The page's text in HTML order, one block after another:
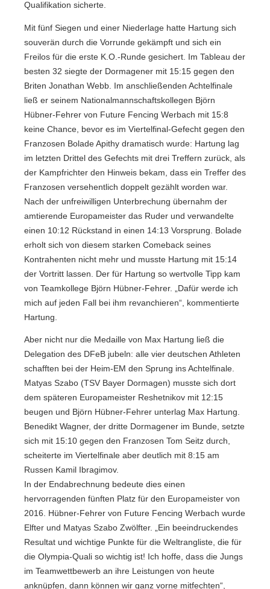
Qualifikation sicherte.
Mit fünf Siegen und einer Niederlage hatte Hartung sich
souverän durch die Vorrunde gekämpft und sich ein
Freilos für die erste K.O.-Runde gesichert. Im Tableau der
besten 32 siegte der Dormagener mit 15:15 gegen den
Briten Jonathan Webb. Im anschließenden Achtelfinale
ließ er seinem Nationalmannschaftskollegen Björn
Hübner-Fehrer von Future Fencing Werbach mit 15:8
keine Chance, bevor es im Viertelfinal-Gefecht gegen den
Franzosen Bolade Apithy dramatisch wurde: Hartung lag
im letzten Drittel des Gefechts mit drei Treffern zurück, als
der Kampfrichter den Hinweis bekam, dass ein Treffer des
Franzosen versehentlich doppelt gezählt worden war.
Nach der unfreiwilligen Unterbrechung übernahm der
amtierende Europameister das Ruder und verwandelte
einen 10:12 Rückstand in einen 14:13 Vorsprung. Bolade
erholt sich von diesem starken Comeback seines
Kontrahenten nicht mehr und musste Hartung mit 15:14
der Vortritt lassen. Der für Hartung so wertvolle Tipp kam
von Teamkollege Björn Hübner-Fehrer. „Dafür werde ich
mich auf jeden Fall bei ihm revanchieren“, kommentierte
Hartung.
Aber nicht nur die Medaille von Max Hartung ließ die
Delegation des DFeB jubeln: alle vier deutschen Athleten
schafften bei der Heim-EM den Sprung ins Achtelfinale.
Matyas Szabo (TSV Bayer Dormagen) musste sich dort
dem späteren Europameister Reshetnikov mit 12:15
beugen und Björn Hübner-Fehrer unterlag Max Hartung.
Benedikt Wagner, der dritte Dormagener im Bunde, setzte
sich mit 15:10 gegen den Franzosen Tom Seitz durch,
scheiterte im Viertelfinale aber deutlich mit 8:15 am
Russen Kamil Ibragimov.
In der Endabrechnung bedeute dies einen
hervorragenden fünften Platz für den Europameister von
2016. Hübner-Fehrer von Future Fencing Werbach wurde
Elfter und Matyas Szabo Zwölfter. „Ein beeindruckendes
Resultat und wichtige Punkte für die Weltrangliste, die für
die Olympia-Quali so wichtig ist! Ich hoffe, dass die Jungs
im Teamwettbewerb an ihre Leistungen von heute
anknüpfen, dann können wir ganz vorne mitfechten“,